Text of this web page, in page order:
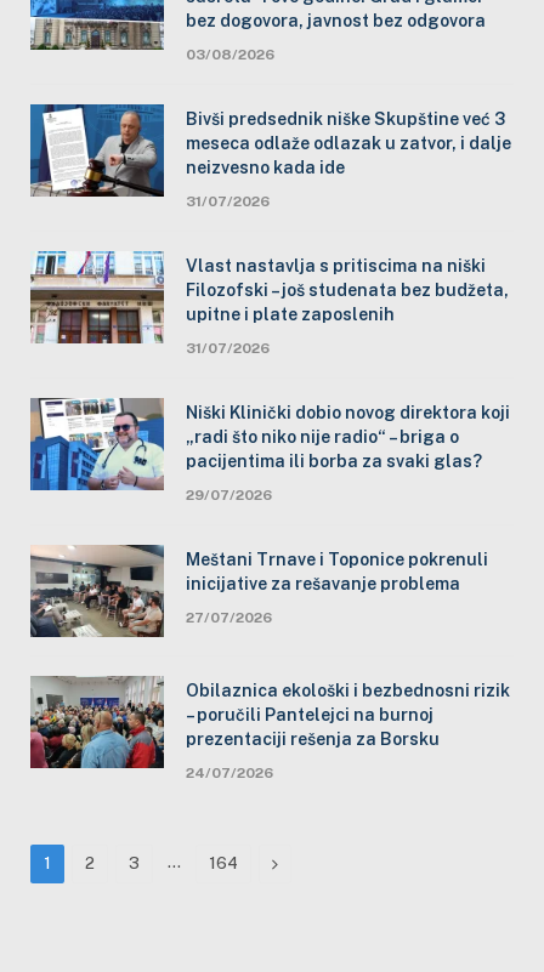
bez dogovora, javnost bez odgovora
03/08/2026
Bivši predsednik niške Skupštine već 3
meseca odlaže odlazak u zatvor, i dalje
neizvesno kada ide
31/07/2026
Vlast nastavlja s pritiscima na niški
Filozofski – još studenata bez budžeta,
upitne i plate zaposlenih
31/07/2026
Niški Klinički dobio novog direktora koji
„radi što niko nije radio“ – briga o
pacijentima ili borba za svaki glas?
29/07/2026
Meštani Trnave i Toponice pokrenuli
inicijative za rešavanje problema
27/07/2026
Obilaznica ekološki i bezbednosni rizik
– poručili Pantelejci na burnoj
prezentaciji rešenja za Borsku
24/07/2026
1 2 3 … 164 Next